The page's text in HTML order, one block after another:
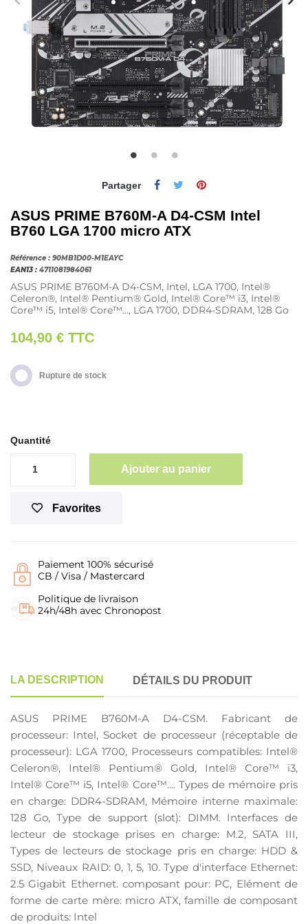
Partager
ASUS PRIME B760M-A D4-CSM Intel
B760 LGA 1700 micro ATX
Référence : 90MB1D00-M1EAYC
EAN13 : 4711081984061
ASUS PRIME B760M-A D4-CSM, Intel, LGA 1700, Intel®
Celeron®, Intel® Pentium® Gold, Intel® Core™ i3, Intel®
Core™ i5, Intel® Core™..., LGA 1700, DDR4-SDRAM, 128 Go
104,90 € TTC
Rupture de stock
Quantité
Ajouter au panier
Favorites
Paiement 100% sécurisé
CB / Visa / Mastercard
Politique de livraison
24h/48h avec Chronopost
LA DESCRIPTION DÉTAILS DU PRODUIT
ASUS PRIME B760M-A D4-CSM. Fabricant de
processeur: Intel, Socket de processeur (réceptable de
processeur): LGA 1700, Processeurs compatibles: Intel®
Celeron®, Intel® Pentium® Gold, Intel® Core™ i3,
Intel® Core™ i5, Intel® Core™.... Types de mémoire pris
en charge: DDR4-SDRAM, Mémoire interne maximale:
128 Go, Type de support (slot): DIMM. Interfaces de
lecteur de stockage prises en charge: M.2, SATA III,
Types de lecteurs de stockage pris en charge: HDD &
SSD, Niveaux RAID: 0, 1, 5, 10. Type d'interface Ethernet:
2.5 Gigabit Ethernet. composant pour: PC, Elément de
forme de carte mère: micro ATX, famille de composant
de produits: Intel